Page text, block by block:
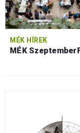
MÉK HÍREK
MÉK